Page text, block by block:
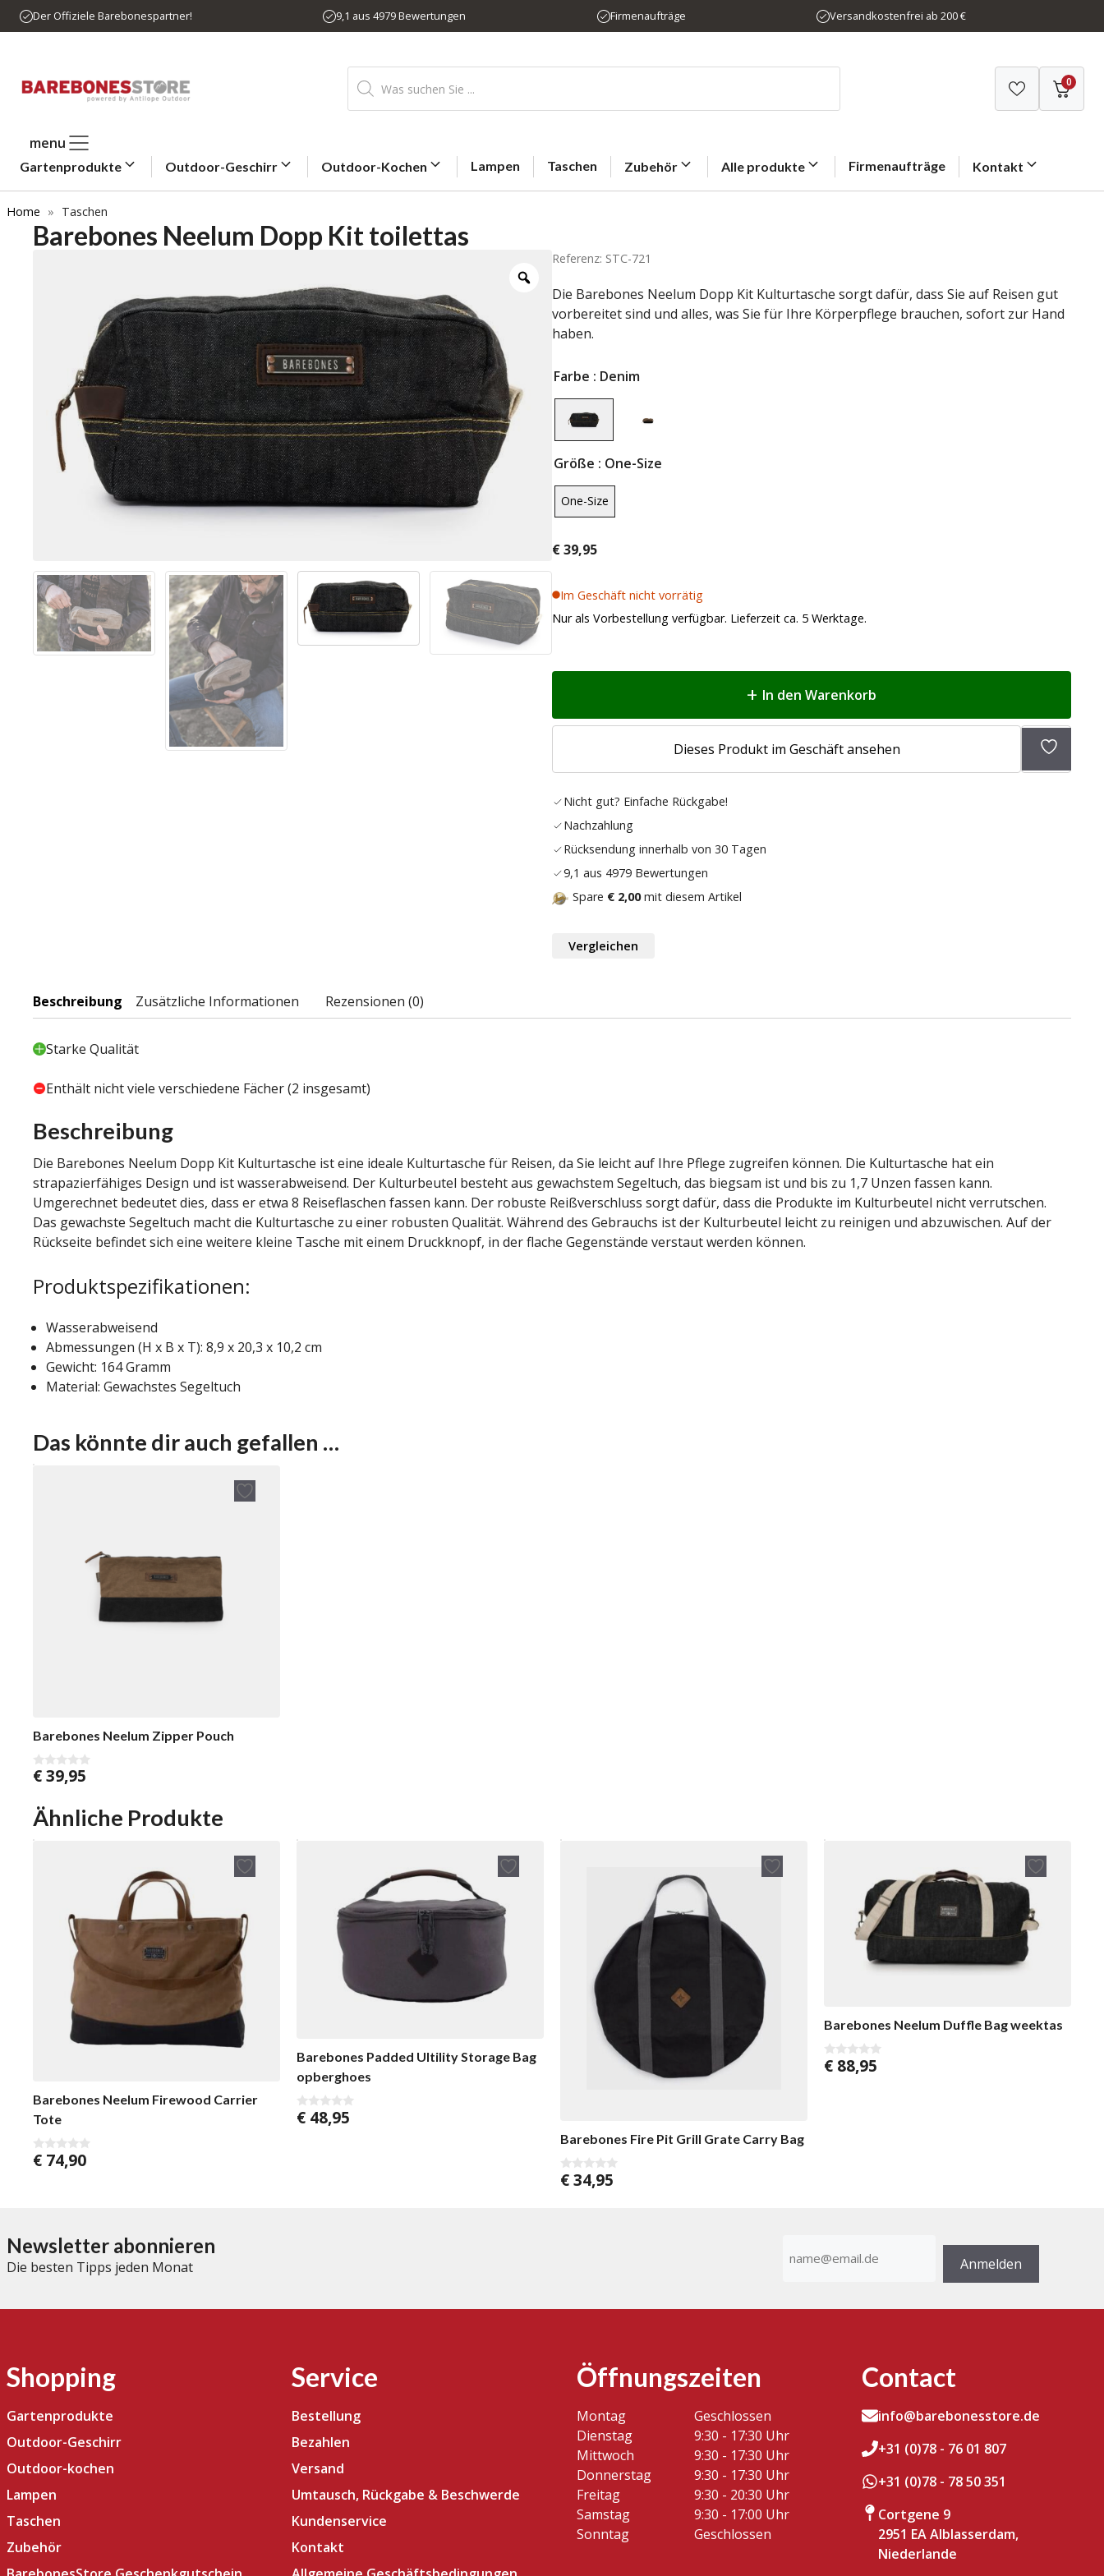
Zum
Inhalt
Der Offiziele Barebonespartner! 9,1 aus 4979 Bewertungen Firmenaufträge Versandkostenfrei ab 200 €
Products
search 0
menu
Gartenprodukte Outdoor-Geschirr Outdoor-Kochen Lampen Taschen Zubehör Alle produkte Firmenaufträge Kontakt
Home » Taschen
Barebones Neelum Dopp Kit toilettas
Referenz: STC-721
Die Barebones Neelum Dopp Kit Kulturtasche sorgt dafür, dass Sie auf Reisen gut
vorbereitet sind und alles, was Sie für Ihre Körperpflege brauchen, sofort zur Hand
haben.
Farbe : Denim
Größe : One-Size
One-Size
€39,95
Im Geschäft nicht vorrätig
Nur als Vorbestellung verfügbar. Lieferzeit ca. 5 Werktage.
In den Warenkorb
Dieses Produkt im Geschäft ansehen
Zur
Nicht gut? Einfache Rückgabe!
Nachzahlung
Rücksendung innerhalb von 30 Tagen
9,1 aus 4979 Bewertungen
Spare € 2,00mit diesem Artikel
Vergleichen
Beschreibung Zusätzliche Informationen Rezensionen (0)
Starke Qualität
Enthält nicht viele verschiedene Fächer (2 insgesamt)
Beschreibung
Die Barebones Neelum Dopp Kit Kulturtasche ist eine ideale Kulturtasche für Reisen, da Sie leicht auf Ihre Pflege zugreifen können. Die Kulturtasche hat ein
strapazierfähiges Design und ist wasserabweisend. Der Kulturbeutel besteht aus gewachstem Segeltuch, das biegsam ist und bis zu 1,7 Unzen fassen kann.
Umgerechnet bedeutet dies, dass er etwa 8 Reiseflaschen fassen kann. Der robuste Reißverschluss sorgt dafür, dass die Produkte im Kulturbeutel nicht verrutschen.
Das gewachste Segeltuch macht die Kulturtasche zu einer robusten Qualität. Während des Gebrauchs ist der Kulturbeutel leicht zu reinigen und abzuwischen. Auf der
Rückseite befindet sich eine weitere kleine Tasche mit einem Druckknopf, in der flache Gegenstände verstaut werden können.
Produktspezifikationen:
Wasserabweisend
Abmessungen (H x B x T): 8,9 x 20,3 x 10,2 cm
Gewicht: 164 Gramm
Material: Gewachstes Segeltuch
Das könnte dir auch gefallen …
Barebones Neelum Zipper Pouch
0
n
5
€39,95
Ähnliche Produkte
Barebones Neelum Firewood Carrier
Tote
0
v
€ 74,90
Barebones Padded Ultility Storage Bag
opberghoes
0
€ 48,95
Barebones Fire Pit Grill Grate Carry Bag
0
v
€34,95
Barebones Neelum Duffle Bag weektas
0
v
€ 88,95
Newsletter abonnieren
Die besten Tipps jeden Monat
Mail-
Anmelden
Shopping
Gartenprodukte
Outdoor-Geschirr
Outdoor-kochen
Lampen
Taschen
Zubehör
Service
Bestellung
Bezahlen
Versand
Umtausch, Rückgabe & Beschwerde
Kundenservice
Kontakt
Öffnungszeiten
Montag
Geschlossen
Dienstag
9:30 - 17:30 Uhr
Mittwoch
9:30 - 17:30 Uhr
Donnerstag
9:30 - 17:30 Uhr
Freitag
9:30 - 20:30 Uhr
Samstag
9:30 - 17:00 Uhr
Sonntag
Geschlossen
Contact
info@barebonesstore.de
+31 (0)78 - 76 01 807
+31 (0)78 - 78 50 351
Cortgene 9
2951 EA Alblasserdam,
Niederlande